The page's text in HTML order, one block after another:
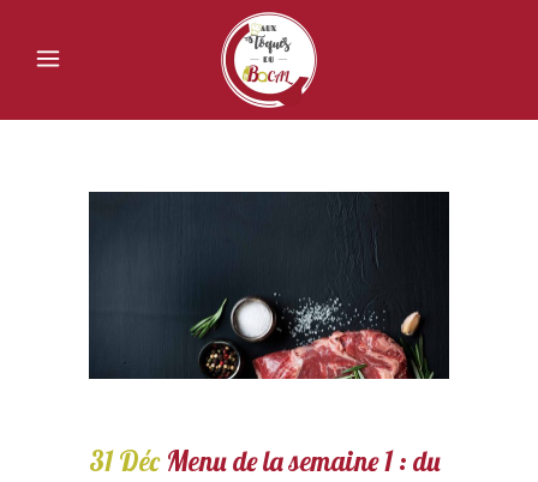
31 DécMenu de la semaine 1 : du